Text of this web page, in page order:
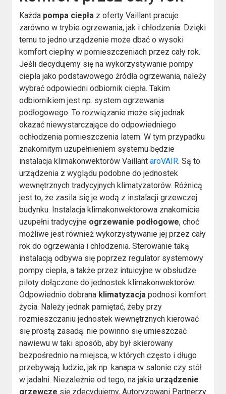
Każda pompa ciepła z oferty Vaillant pracuje
zarówno w trybie ogrzewania, jak i chłodzenia. Dzięki
temu to jedno urządzenie może dbać o wysoki
komfort cieplny w pomieszczeniach przez cały rok.
Jeśli decydujemy się na wykorzystywanie pompy
ciepła jako podstawowego źródła ogrzewania, należy
wybrać odpowiedni odbiornik ciepła. Takim
odbiornikiem jest np. system ogrzewania
podłogowego. To rozwiązanie może się jednak
okazać niewystarczające do odpowiedniego
ochłodzenia pomieszczenia latem. W tym przypadku
znakomitym uzupełnieniem systemu będzie
instalacja klimakonwektorów VaillantaroVAIR. Są to
urządzenia z wyglądu podobne do jednostek
wewnętrznych tradycyjnych klimatyzatorów. Różnicą
jest to, że zasila się je wodą z instalacji grzewczej
budynku. Instalacja klimakonwektorowa znakomicie
uzupełni tradycyjne ogrzewanie podłogowe, choć
możliwe jest również wykorzystywanie jej przez cały
rok do ogrzewania i chłodzenia. Sterowanie taką
instalacją odbywa się poprzez regulator systemowy
pompy ciepła, a także przez intuicyjne w obsłudze
piloty dołączone do jednostek klimakonwektorów.
Odpowiednio dobrana klimatyzacja podnosi komfort
życia. Należy jednak pamiętać, żeby przy
rozmieszczaniu jednostek wewnętrznych kierować
się prostą zasadą: nie powinno się umieszczać
nawiewu w taki sposób, aby był skierowany
bezpośrednio na miejsca, w których często i długo
przebywają ludzie, jak np. kanapa w salonie czy stół
w jadalni. Niezależnie od tego, na jakie urządzenie
grzewcze się zdecydujemy, Autoryzowani Partnerzy